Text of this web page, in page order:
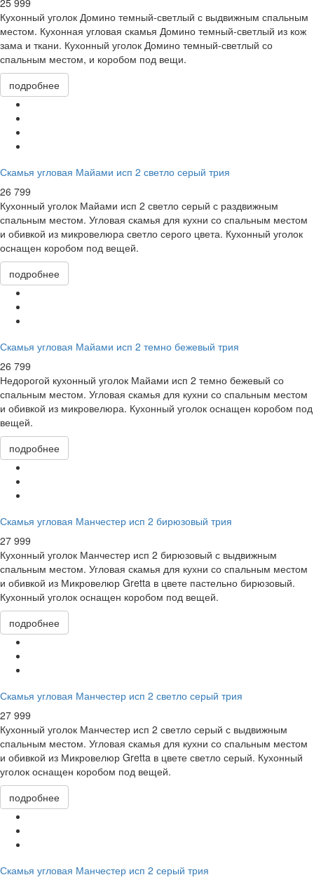
25 999
Кухонный уголок Домино темный-светлый с выдвижным спальным
местом. Кухонная угловая скамья Домино темный-светлый из кож
зама и ткани. Кухонный уголок Домино темный-светлый со
спальным местом, и коробом под вещи.
подробнее
Скамья угловая Майами исп 2 светло серый трия
26 799
Кухонный уголок Майами исп 2 светло серый с раздвижным
спальным местом. Угловая скамья для кухни со спальным местом
и обивкой из микровелюра светло серого цвета. Кухонный уголок
оснащен коробом под вещей.
подробнее
Скамья угловая Майами исп 2 темно бежевый трия
26 799
Недорогой кухонный уголок Майами исп 2 темно бежевый со
спальным местом. Угловая скамья для кухни со спальным местом
и обивкой из микровелюра. Кухонный уголок оснащен коробом под
вещей.
подробнее
Скамья угловая Манчестер исп 2 бирюзовый трия
27 999
Кухонный уголок Манчестер исп 2 бирюзовый с выдвижным
спальным местом. Угловая скамья для кухни со спальным местом
и обивкой из Микровелюр Gretta в цвете пастельно бирюзовый.
Кухонный уголок оснащен коробом под вещей.
подробнее
Скамья угловая Манчестер исп 2 светло серый трия
27 999
Кухонный уголок Манчестер исп 2 светло серый с выдвижным
спальным местом. Угловая скамья для кухни со спальным местом
и обивкой из Микровелюр Gretta в цвете светло серый. Кухонный
уголок оснащен коробом под вещей.
подробнее
Скамья угловая Манчестер исп 2 серый трия